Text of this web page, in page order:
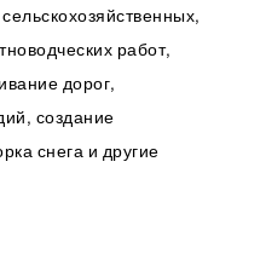
работ,
дорог,
создание
снега и другие